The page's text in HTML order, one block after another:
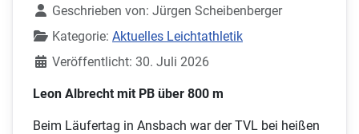
Geschrieben von: Jürgen Scheibenberger
Kategorie: Aktuelles Leichtathletik
Veröffentlicht: 30. Juli 2026
Leon Albrecht mit PB über 800 m
Beim Läufertag in Ansbach war der TVL bei heißen